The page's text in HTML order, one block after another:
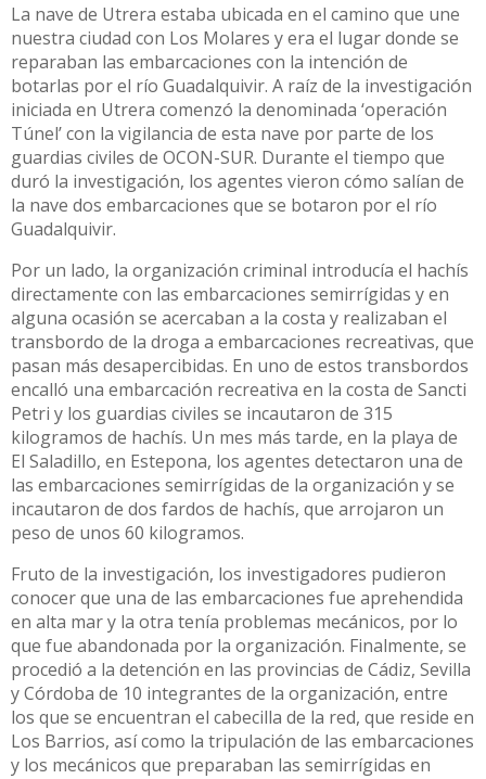
La nave de Utrera estaba ubicada en el camino que une
nuestra ciudad con Los Molares y era el lugar donde se
reparaban las embarcaciones con la intención de
botarlas por el río Guadalquivir. A raíz de la investigación
iniciada en Utrera comenzó la denominada ‘operación
Túnel’ con la vigilancia de esta nave por parte de los
guardias civiles de OCON-SUR. Durante el tiempo que
duró la investigación, los agentes vieron cómo salían de
la nave dos embarcaciones que se botaron por el río
Guadalquivir.
Por un lado, la organización criminal introducía el hachís
directamente con las embarcaciones semirrígidas y en
alguna ocasión se acercaban a la costa y realizaban el
transbordo de la droga a embarcaciones recreativas, que
pasan más desapercibidas. En uno de estos transbordos
encalló una embarcación recreativa en la costa de Sancti
Petri y los guardias civiles se incautaron de 315
kilogramos de hachís. Un mes más tarde, en la playa de
El Saladillo, en Estepona, los agentes detectaron una de
las embarcaciones semirrígidas de la organización y se
incautaron de dos fardos de hachís, que arrojaron un
peso de unos 60 kilogramos.
Fruto de la investigación, los investigadores pudieron
conocer que una de las embarcaciones fue aprehendida
en alta mar y la otra tenía problemas mecánicos, por lo
que fue abandonada por la organización. Finalmente, se
procedió a la detención en las provincias de Cádiz, Sevilla
y Córdoba de 10 integrantes de la organización, entre
los que se encuentran el cabecilla de la red, que reside en
Los Barrios, así como la tripulación de las embarcaciones
y los mecánicos que preparaban las semirrígidas en